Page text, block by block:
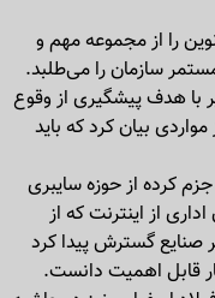
را از مجموعه مهم و
سازمان را می‌طلبد.
با هدف پیشگیری از وقوع
بیان کرد که باید
کرده از حوزه سایبری
از اینترنت که از
صنایع گسترش پیدا کرد
قابل اهمیت دانست.